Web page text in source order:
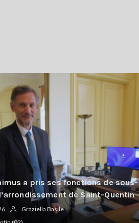
a pris ses fonctions de sous-
de Saint-Quentin
Graziella Basile